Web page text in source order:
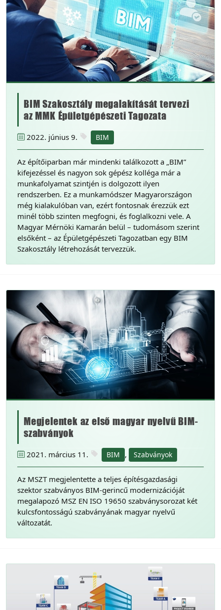
BIM Szakosztály megalakítását tervezi
az MMK Épületgépészeti Tagozata
2022. június 9. BIM
Az építőiparban már mindenki találkozott a „BIM”
kifejezéssel és nagyon sok gépész kolléga már a
munkafolyamat szintjén is dolgozott ilyen
rendszerben. Ez a munkamódszer Magyarországon
még kialakulóban van, ezért fontosnak érezzük ezt
minél több szinten megfogni, és foglalkozni vele. A
Magyar Mérnöki Kamarán belül – tudomásom szerint
elsőként – az Épületgépészeti Tagozatban egy BIM
Szakosztály létrehozását tervezzük.
Megjelentek az első magyar nyelvű BIM-
szabványok
2021. március 11. BIM , Szabványok
Az MSZT megjelentette a teljes építésgazdasági
szektor szabványos BIM-gerincű modernizációját
megalapozó MSZ EN ISO 19650 szabványsorozat két
kulcsfontosságú szabványának magyar nyelvű
változatát.